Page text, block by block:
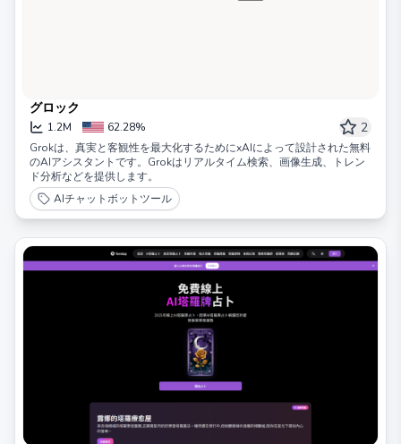
グロック
1.2M 62.28% 2
Grokは、真実と客観性を最大化するためにxAIによって設計された無料
のAIアシスタントです。Grokはリアルタイム検索、画像生成、トレン
ド分析などを提供します。
AIチャットボットツール